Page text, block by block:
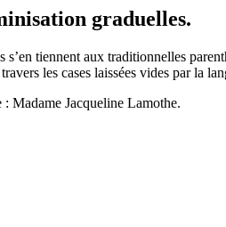
graduelles.
s’en tiennent aux traditionnelles
les cases laissées vides par la
Madame Jacqueline Lamothe.